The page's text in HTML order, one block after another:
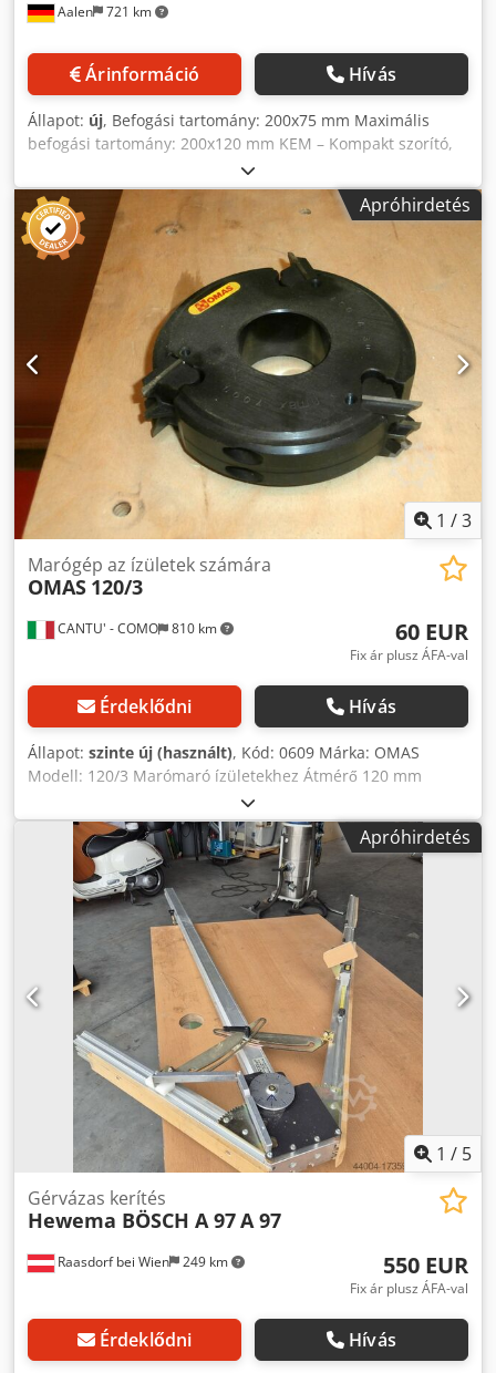
Aalen 721 km
Árinformáció Hívás
Állapot: új, Befogási tartomány: 200x75 mm Maximális
befogási tartomány: 200x120 mm KEM – Kompakt szorító,
56-os típus ----- Gyártói leírás: A kompakt szorító robusztus
és erős a használat során. Rugalmas és független
megoldást kínál préselési, szög- és profilmunkákhoz.
Gyakran használják vastagabb, erősebb ablakprofilok
szakszerű ragasztására. Most továbbfejlesztették egy igény
szerint eltávolítható vezetőrúddal. Műszaki adatok: KEM –
Kompakt szorító, 56A típus: használható 200 x 75 mm
vastagságú faanyagig KEM – Kompakt szorító, 56B típus:
használható 200 x 120 mm vastagságú faanyagig Cedpjxpi
Dnjfx Ahqerf ----- (a műszaki adatok a gyártói tájékoztatás
szerint, garancia nélkül!) Minden ár nettó, az áfát nem
tartalmazza.
Apróhirdetés
1 /3
CANTU' - COMO 810 km
Marógép az ízületek számára
OMAS 120/3
60 EUR
Fix ár plusz ÁFA-val
Érdeklődni Hívás
Állapot: szinte új (használt), Kód: 0609 Márka: OMAS
Modell: 120/3 Marómaró ízületekhez Átmérő 120 mm
Magasság 30 mm Lyuk 40 mm Crsdpfxod I H Rco Ahqsf
Apróhirdetés
1 / 5
Raasdorf bei Wien 249 km
Gérvázas kerítés
Hewema BÖSCH A 97A 97
550 EUR
Fix ár plusz ÁFA-val
Érdeklődni Hívás